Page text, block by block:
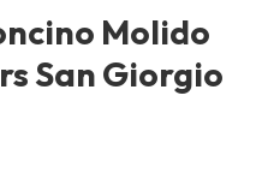
Molido
San Giorgio